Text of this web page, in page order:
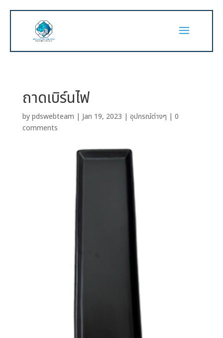
ถาดเบิร์นไฟ
bypdswebteam | Jan 19, 2023 | อุปกรณ์ต่างๆ | 0
comments